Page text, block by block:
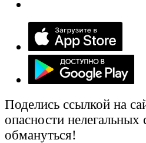
Поделись ссылкой на
опасности
обмануться!